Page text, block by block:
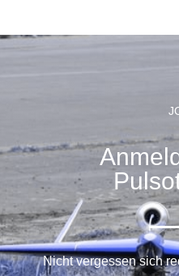
Nicht vergessen sich